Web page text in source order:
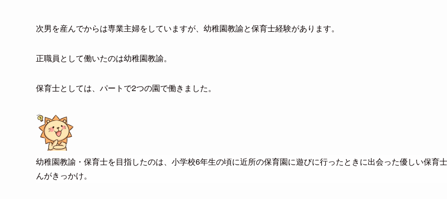
次男を産んでからは専業主婦をしていますが、幼稚園教諭と保育士経験があります。
正職員として働いたのは幼稚園教諭。
保育士としては、パートで2つの園で働きました。
幼稚園教諭・保育士を目指したのは、小学校6年生の頃に近所の保育園に遊びに行ったときに出会った優しい保育
んがきっかけ。